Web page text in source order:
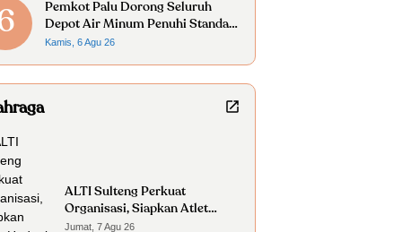
Pemkot Palu Dorong Seluruh
Depot Air Minum Penuhi Standar
Higiene Sanitasi
Kamis, 6 Agu 26
ALTI Sulteng Perkuat
Organisasi, Siapkan Atlet
Hadapi Porprov dan Kejurnas
Jumat, 7 Agu 26